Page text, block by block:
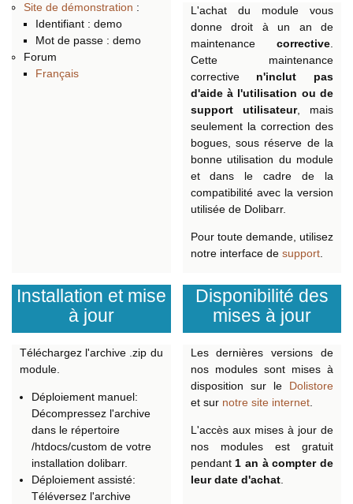
Site de démonstration :
Identifiant : demo
Mot de passe : demo
Forum
Français
L'achat du module vous
donne droit à un an de
maintenance corrective.
Cette maintenance
corrective n'inclut pas
d'aide à l'utilisation ou de
support utilisateur, mais
seulement la correction des
bogues, sous réserve de la
bonne utilisation du module
et dans le cadre de la
compatibilité avec la version
utilisée de Dolibarr.
Pour toute demande, utilisez
notre interface de support.
Installation et mise
à jour
Téléchargez l'archive .zip du
module.
Déploiement manuel:
Décompressez l'archive
dans le répertoire
/htdocs/custom de votre
installation dolibarr.
Déploiement assisté:
Téléversez l'archive
Disponibilité des
mises à jour
Les dernières versions de
nos modules sont mises à
disposition sur le Dolistore
et sur notre site internet.
L'accès aux mises à jour de
nos modules est gratuit
pendant1 an à compter de
leur date d'achat.